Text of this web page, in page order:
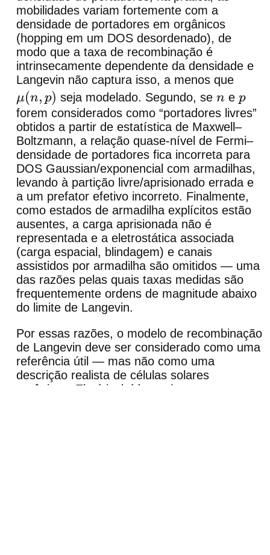
mobilidades variam fortemente com a
densidade de portadores em orgânicos
(hopping em um DOS desordenado), de
modo que a taxa de recombinação é
intrinsecamente dependente da densidade e
Langevin não captura isso, a menos que
μ(n,p) seja modelado. Segundo, sen ep
forem considerados como “portadores livres”
obtidos a partir de estatística de Maxwell–
Boltzmann, a relação quase-nível de Fermi–
densidade de portadores fica incorreta para
DOS Gaussian/exponencial com armadilhas,
levando à partição livre/aprisionado errada e
a um prefator efetivo incorreto. Finalmente,
como estados de armadilha explícitos estão
ausentes, a carga aprisionada não é
representada e a eletrostática associada
(carga espacial, blindagem) e canais
assistidos por armadilha são omitidos — uma
das razões pelas quais taxas medidas são
frequentemente ordens de magnitude abaixo
do limite de Langevin.
Por essas razões, o modelo de recombinação
de Langevin deve ser considerado como uma
referência útil — mas não como uma
descrição realista de células solares
orgânicas. Ele é incluído aqui por